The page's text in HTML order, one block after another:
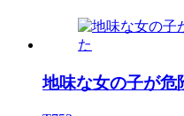
地味な女の子が危